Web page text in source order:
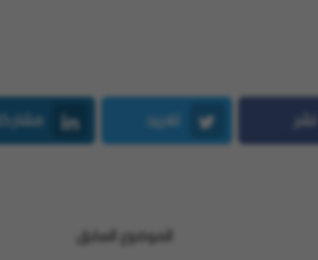
نشر
Facebook
تغريد
Twitter
LinkedIn
الموضوع السابق